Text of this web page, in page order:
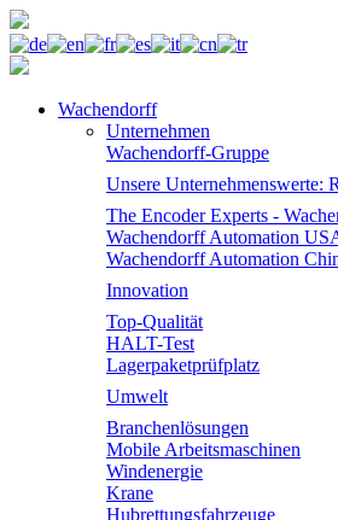
Wachendorff
Unternehmen
Wachendorff-Gruppe
Unsere Unternehmenswerte:
The Encoder Experts -
Wachendorff Automation
Wachendorff Automation
Innovation
Top-Qualität
HALT-Test
Lagerpaketprüfplatz
Umwelt
Branchenlösungen
Mobile Arbeitsmaschinen
Windenergie
Krane
Hubrettungsfahrzeuge